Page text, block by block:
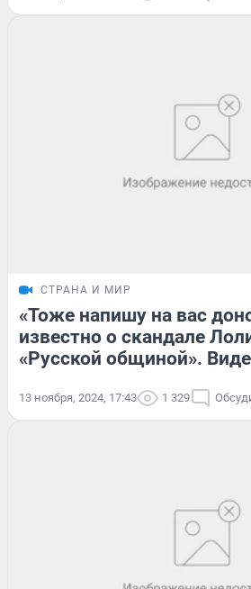
СТРАНА И МИР
«Тоже напишу на вас
известно о скандале
«Русской общиной».
13 ноября, 2024, 17:43 1 329